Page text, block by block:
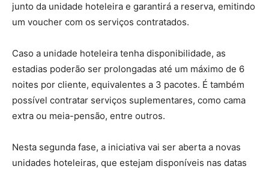
junto da unidade hoteleira e garantirá a reserva, emitindo
um voucher com os serviços contratados.
Caso a unidade hoteleira tenha disponibilidade, as
estadias poderão ser prolongadas até um máximo de 6
noites por cliente, equivalentes a 3 pacotes. É também
possível contratar serviços suplementares, como cama
extra ou meia-pensão, entre outros.
Nesta segunda fase, a iniciativa vai ser aberta a novas
unidades hoteleiras, que estejam disponíveis nas datas